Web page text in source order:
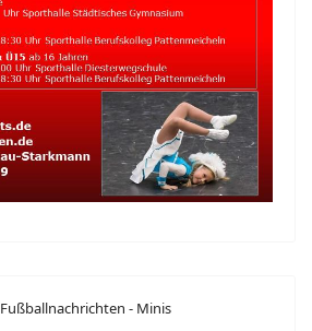
Fußballnachrichten - Minis